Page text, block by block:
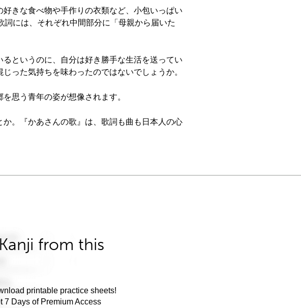
きな食べ物や手作りの衣類など、小包いっぱい
には、それぞれ中間部分に「母親から届いた
というのに、自分は好き勝手な生活を送ってい
った気持ちを味わったのではないでしょうか。
思う青年の姿が想像されます。
。『かあさんの歌』は、歌詞も曲も日本人の心
from this
printable practice sheets!
7 Days of Premium Access